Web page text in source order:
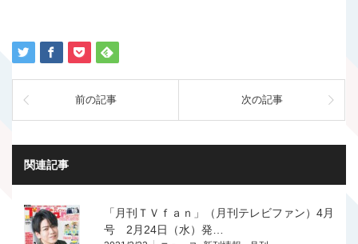
前の記事 次の記事
関連記事
「月刊ＴＶｆａｎ」（月刊テレビファン）4月
号 2月24日（水）発…